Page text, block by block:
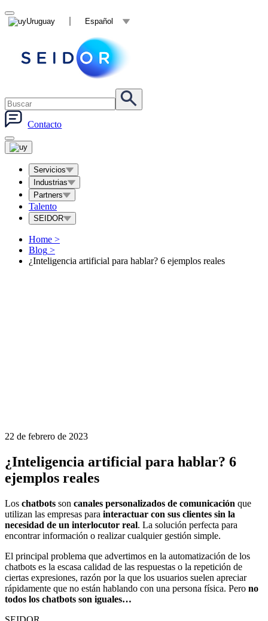
Uruguay Español
Contacto
Servicios
Industrias
Partners
Talento
SEIDOR
Home >
Blog >
¿Inteligencia artificial para hablar? 6 ejemplos reales
22 de febrero de 2023
¿Inteligencia artificial para hablar? 6
ejemplos reales
Los chatbots son canales personalizados de comunicación que
utilizan las empresas para interactuar con sus clientes sin la
necesidad de un interlocutor real. La solución perfecta para
encontrar información o realizar cualquier gestión simple.
El principal problema que advertimos en la automatización de los
chatbots es la escasa calidad de las respuestas o la repetición de
ciertas expresiones, razón por la que los usuarios suelen apreciar
rápidamente que no están hablando con una persona física. Pero no
todos los chatbots son iguales…